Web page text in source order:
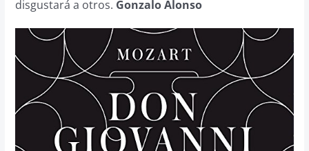
disgustará a otros. Gonzalo Alonso